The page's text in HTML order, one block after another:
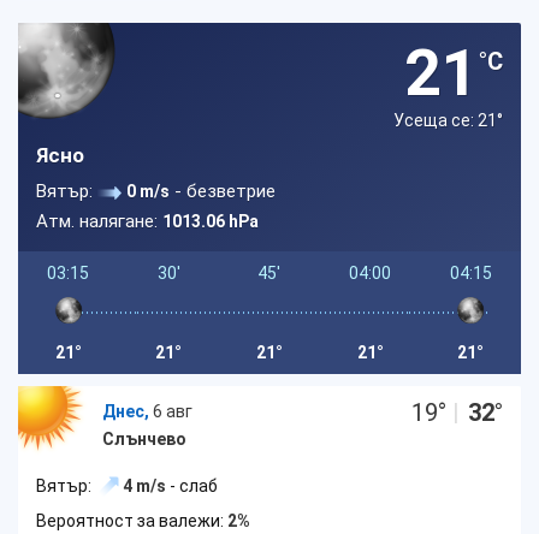
21 °C
Усеща се: 21°
Ясно
Вятър: 0 m/s - безветрие
Атм. налягане: 1013.06 hPa
03:15
21°
30'
21°
45'
21°
04:00
21°
04:15
21°
Днес, 6 авг
Слънчево
19° | 32°
Вятър: 4 m/s - слаб
Вероятност за валежи: 2%